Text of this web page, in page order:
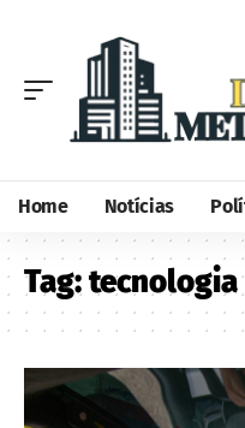
Home Notícias
Tag: